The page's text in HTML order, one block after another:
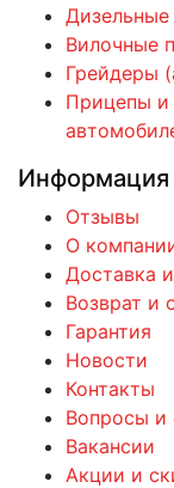
Дизельные
Вилочные
Грейдеры
Прицепы и
Информация
Отзывы
О
Доставка
Возврат и
Гарантия
Новости
Контакты
Вопросы и
Вакансии
Акции и